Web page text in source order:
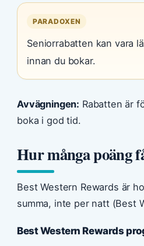
PARADOXEN
Seniorrabatten kan vara
innan du bokar.
Avvägningen: Rabatten är
boka i god tid.
Hur många poäng
Best Western Rewards är
summa, inte per natt (Best
Best Western Rewards